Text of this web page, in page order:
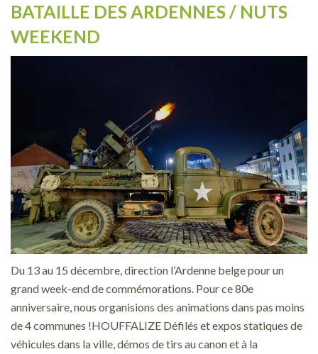
BATAILLE DES ARDENNES / NUTS
WEEKEND
Du 13 au 15 décembre, direction l’Ardenne belge pour un
grand week-end de commémorations. Pour ce 80e
anniversaire, nous organisions des animations dans pas moins
de 4 communes !HOUFFALIZE Défilés et expos statiques de
véhicules dans la ville, démos de tirs au canon et à la